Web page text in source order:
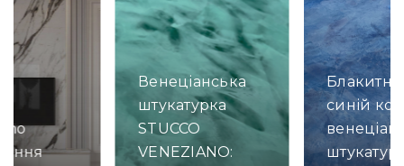
Венеціанська
штукатурка
STUCCO
VENEZIANO:
синій